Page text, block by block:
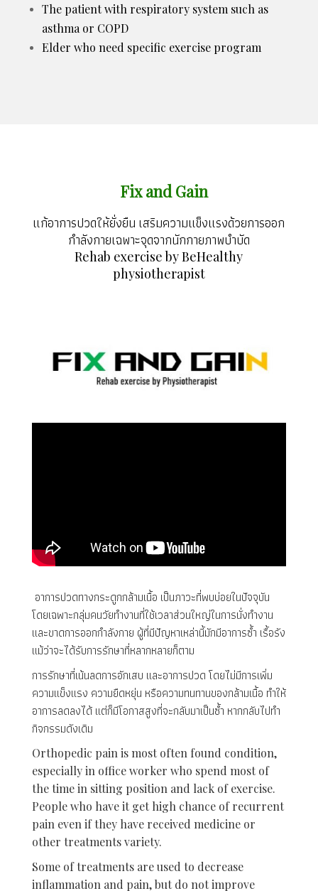
The patient with respiratory system such as
asthma or COPD
Elder who need specific exercise program
Fix and Gain
แก้อาการปวดให้ยั่งยืน เสริมความแข็งแรงด้วยการออก
กำลังกายเฉพาะจุดจากนักกายภาพบำบัด
Rehab exercise by BeHealthy
physiotherapist
อาการปวดทางกระดูกกล้ามเนื้อ เป็นภาวะที่พบบ่อยในปัจจุบัน
โดยเฉพาะกลุ่มคนวัยทำงานที่ใช้เวลาส่วนใหญ่ในการนั่งทำงาน
และขาดการออกกำลังกาย ผู้ที่มีปัญหาเหล่านี้มักมีอาการซ้ำ เรื้อรัง
แม้ว่าจะได้รับการรักษาที่หลากหลายก็ตาม
การรักษาที่เน้นลดการอักเสบ และอาการปวด โดยไม่มีการเพิ่ม
ความแข็งแรง ความยืดหยุ่น หรือความทนทานของกล้ามเนื้อ ทำให้
อาการลดลงได้ แต่ก็มีโอกาสสูงที่จะกลับมาเป็นซ้ำ หากกลับไปทำ
กิจกรรมดังเดิม
Orthopedic pain is most often found condition,
especially in office worker who spend most of
the time in sitting position and lack of exercise.
People who have it get high chance of recurrent
pain even if they have received medicine or
other treatments variety.
Some of treatments are used to decrease
inflammation and pain, but do not improve